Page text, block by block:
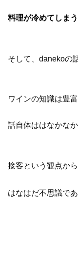
料理が冷めてしま
そして、danekoの
ワインの知識は豊富
話自体ははなかな
接客という観点から
はなはだ不思議で